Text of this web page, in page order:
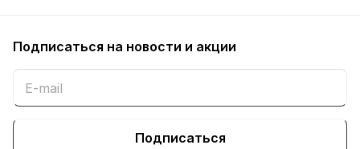
Подписаться на новости и акции
Подписаться